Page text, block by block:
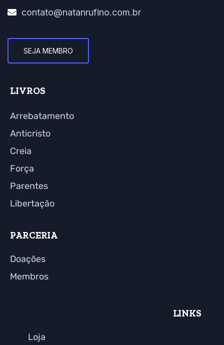
contato@natanrufino.com.br
SEJA MEMBRO
LIVROS
Arrebatamento
Anticristo
Creia
Força
Parentes
Libertação
PARCERIA
Doações
Membros
LINKS
Loja